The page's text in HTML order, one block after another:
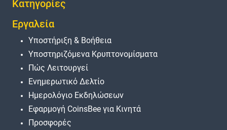
Κατηγορίες
Εργαλεία
Υποστήριξη & Βοήθεια
Υποστηριζόμενα Κρυπτονομίσματα
Πώς Λειτουργεί
Ενημερωτικό Δελτίο
Ημερολόγιο Εκδηλώσεων
Εφαρμογή CoinsBee για Κινητά
Προσφορές